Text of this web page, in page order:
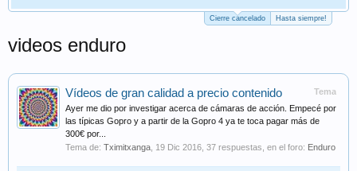
Cierre cancelado Hasta siempre!
videos enduro
Tema
Vídeos de gran calidad a precio contenido
Ayer me dio por investigar acerca de cámaras de acción. Empecé por
las típicas Gopro y a partir de la Gopro 4 ya te toca pagar más de
300€ por...
Tema de: Tximitxanga 19 Dic 2016 , 37 respuestas, en el foro: Enduro